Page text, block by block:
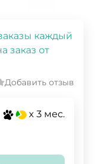
каждый
заказ от
Добавить отзыв
x 3 мес.